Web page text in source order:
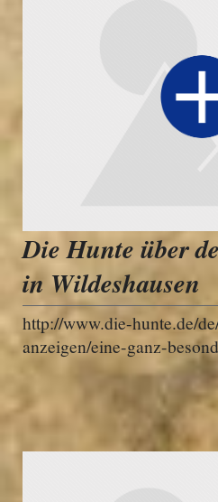
Die Hunte über
in Wildeshausen
http://www.die-hunte.de/
anzeigen/eine-ganz-